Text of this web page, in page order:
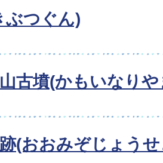
ぶつぐん)
古墳(かもいなり
(おおみぞじょう